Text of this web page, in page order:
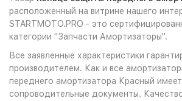
расположенный на витрине нашего
STARTMOTO.PRO - это
категории "Запчасти Амортизаторы".
Все заявленные характеристики
производителем. Как и все
переднего амортизатора Красный
сопроводительные документы.